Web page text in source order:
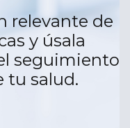
relevante de
y úsala
seguimiento
tu salud.